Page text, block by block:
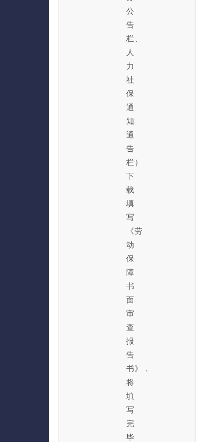
公
告
栏、
人
力
社
保
通
知
通
告
栏）
下
载
填
写
《劳
动
保
障
书
面
审
查
报
告
书》，
将
填
写
完
毕